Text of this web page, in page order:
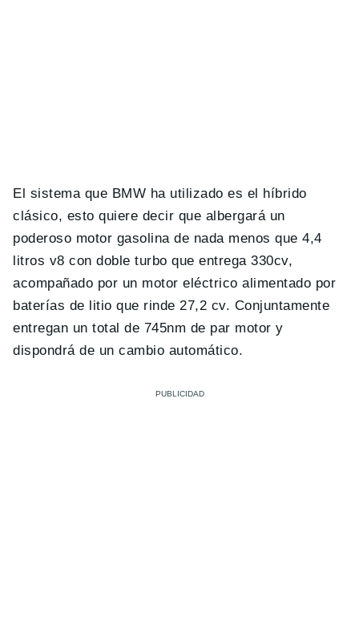
El sistema que BMW ha utilizado es el híbrido
clásico, esto quiere decir que albergará un
poderoso motor gasolina de nada menos que 4,4
litros v8 con doble turbo que entrega 330cv,
acompañado por un motor eléctrico alimentado por
baterías de litio que rinde 27,2 cv. Conjuntamente
entregan un total de 745nm de par motor y
dispondrá de un cambio automático.